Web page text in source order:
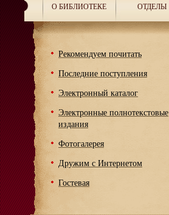
О БИБЛИОТЕКЕ ОТДЕЛЫ
Рекомендуем почитать
Последние поступления
Электронный каталог
Электронные полнотекстовые
издания
Фотогалерея
Дружим с Интернетом
Гостевая